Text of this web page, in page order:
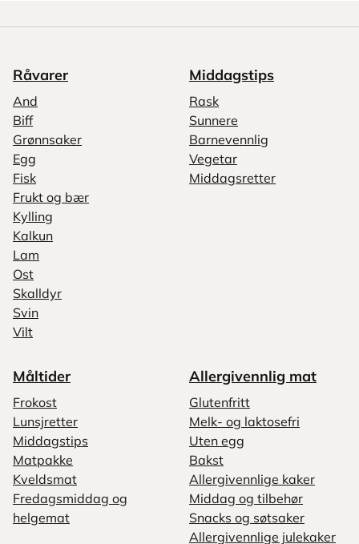
Råvarer
And
Biff
Grønnsaker
Egg
Fisk
Frukt og bær
Kylling
Kalkun
Lam
Ost
Skalldyr
Svin
Vilt
Middagstips
Rask
Sunnere
Barnevennlig
Vegetar
Middagsretter
Måltider
Frokost
Lunsjretter
Middagstips
Matpakke
Kveldsmat
Fredagsmiddag og
helgemat
Allergivennlig mat
Glutenfritt
Melk- og laktosefri
Uten egg
Bakst
Allergivennlige kaker
Middag og tilbehør
Snacks og søtsaker
Allergivennlige julekaker